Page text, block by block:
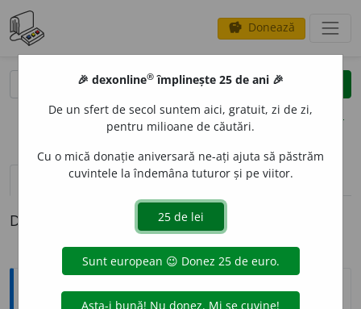
savings Donează
clear
opțiuni
definiții (1) pronunțievolume_up (9)
Definiția cu ID-ul 1368672:
Explicative DEX
🎉 dexonline® împlinește 25 de ani 🎉
De un sfert de secol suntem aici, gratuit, zi de zi,
pentru milioane de căutări.
Cu o mică donație aniversară ne-ați ajuta să păstrăm
cuvintele la îndemâna tuturor și pe viitor.